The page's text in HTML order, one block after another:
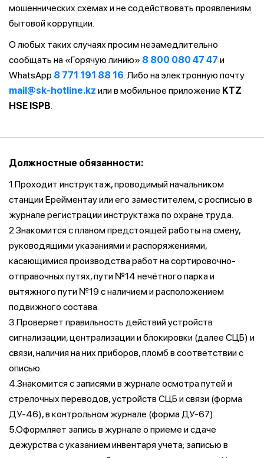
мошеннических схемах и не содействовать проявлениям
бытовой коррупции.
О любых таких случаях просим незамедлительно
сообщать на «Горячую линию» 8 800 080 47 47 и
WhatsApp 8 771 191 88 16. Либо на электронную почту
mail@sk-hotline.kz или в мобильное приложение KTZ
HSE ISPB.
Должностные обязанности:
1.Проходит инструктаж, проводимый начальником
станции Ерейментау или его заместителем, с росписью в
журнале регистрации инструктажа по охране труда.
2.Знакомится с планом предстоящей работы на смену,
руководящими указаниями и распоряжениями,
касающимися производства работ на сортировочно-
отправочных путях, пути №14 нечётного парка и
вытяжного пути №19 с наличием и расположением
подвижного состава.
3.Проверяет правильность действий устройств
сигнализации, централизации и блокировки (далее СЦБ) и
связи, наличия на них приборов, пломб в соответствии с
описью.
4.Знакомится с записями в журнале осмотра путей и
стрелочных переводов, устройств СЦБ и связи (форма
ДУ-46), в контрольном журнале (форма ДУ-67).
5.Оформляет запись в журнале о приеме и сдаче
дежурства с указанием инвентаря учета; записью в